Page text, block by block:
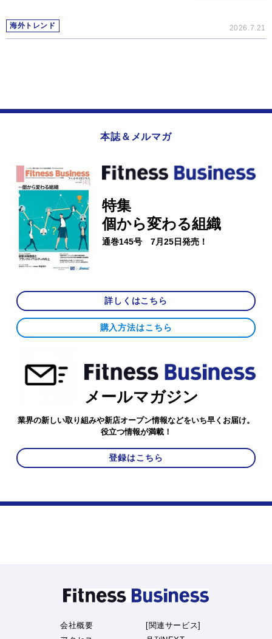
海外トレンド 2026.7.21
本誌＆メルマガ
特集
個から変わる組織
通巻145号 7月25日発売！
詳しくはこちら
購入方法はこちら
メールマガジン
業界の新しい取り組みや新店オープン情報などをいち早くお届け。
役立つ情報が満載！
登録はこちら
会社概要
[関連サービス]